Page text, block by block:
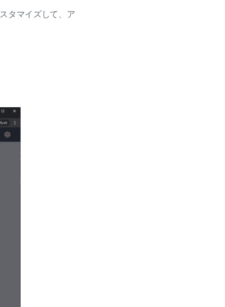
タマイズして、ア